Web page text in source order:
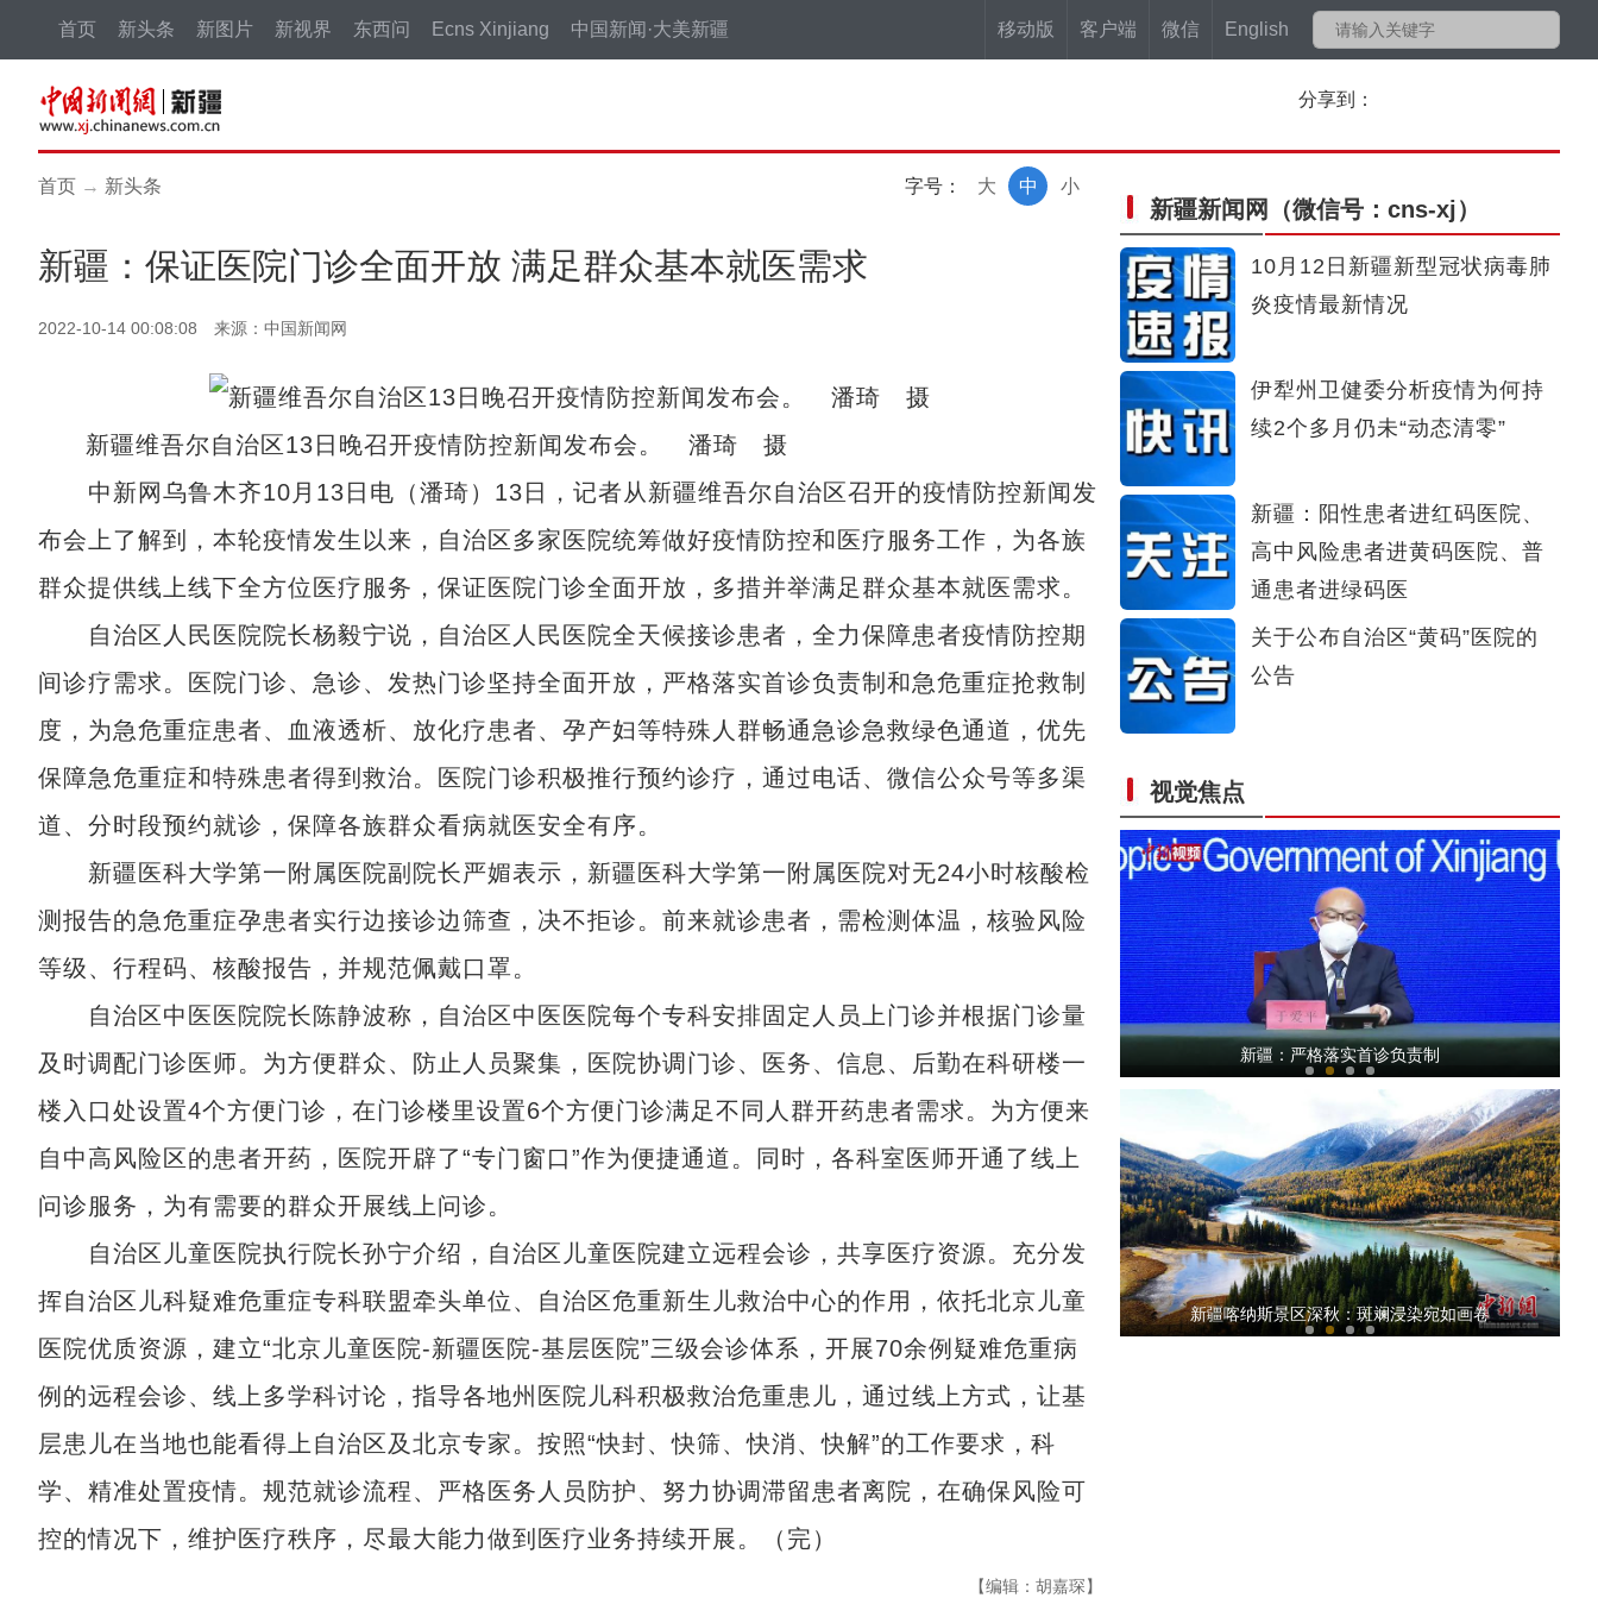
移动版 客户端 微信 English
首页 新头条 新图片 新视界 东西问 Ecns Xinjiang 中国新闻·大美新疆
分享到：
首页 → 新头条 字号： 小
中
大
新疆：保证医院门诊全面开放 满足群众基本就医需求
2022-10-14 00:08:08 来源：中国新闻网
新疆维吾尔自治区13日晚召开疫情防控新闻发布会。 潘琦 摄
中新网乌鲁木齐10月13日电（潘琦）13日，记者从新疆维吾尔自治区召开的疫情防控新闻发
布会上了解到，本轮疫情发生以来，自治区多家医院统筹做好疫情防控和医疗服务工作，为各族
群众提供线上线下全方位医疗服务，保证医院门诊全面开放，多措并举满足群众基本就医需求。
自治区人民医院院长杨毅宁说，自治区人民医院全天候接诊患者，全力保障患者疫情防控期
间诊疗需求。医院门诊、急诊、发热门诊坚持全面开放，严格落实首诊负责制和急危重症抢救制
度，为急危重症患者、血液透析、放化疗患者、孕产妇等特殊人群畅通急诊急救绿色通道，优先
保障急危重症和特殊患者得到救治。医院门诊积极推行预约诊疗，通过电话、微信公众号等多渠
道、分时段预约就诊，保障各族群众看病就医安全有序。
新疆医科大学第一附属医院副院长严媚表示，新疆医科大学第一附属医院对无24小时核酸检
测报告的急危重症孕患者实行边接诊边筛查，决不拒诊。前来就诊患者，需检测体温，核验风险
等级、行程码、核酸报告，并规范佩戴口罩。
自治区中医医院院长陈静波称，自治区中医医院每个专科安排固定人员上门诊并根据门诊量
及时调配门诊医师。为方便群众、防止人员聚集，医院协调门诊、医务、信息、后勤在科研楼一
楼入口处设置4个方便门诊，在门诊楼里设置6个方便门诊满足不同人群开药患者需求。为方便来
自中高风险区的患者开药，医院开辟了“专门窗口”作为便捷通道。同时，各科室医师开通了线上
问诊服务，为有需要的群众开展线上问诊。
自治区儿童医院执行院长孙宁介绍，自治区儿童医院建立远程会诊，共享医疗资源。充分发
挥自治区儿科疑难危重症专科联盟牵头单位、自治区危重新生儿救治中心的作用，依托北京儿童
医院优质资源，建立“北京儿童医院-新疆医院-基层医院”三级会诊体系，开展70余例疑难危重病
例的远程会诊、线上多学科讨论，指导各地州医院儿科积极救治危重患儿，通过线上方式，让基
层患儿在当地也能看得上自治区及北京专家。按照“快封、快筛、快消、快解”的工作要求，科
学、精准处置疫情。规范就诊流程、严格医务人员防护、努力协调滞留患者离院，在确保风险可
控的情况下，维护医疗秩序，尽最大能力做到医疗业务持续开展。（完）
【编辑：胡嘉琛】
新疆新闻网 （微信号：cns-xj）
10月12日新疆新型冠状病毒肺
炎疫情最新情况
伊犁州卫健委分析疫情为何持
续2个多月仍未“动态清零”
新疆：阳性患者进红码医院、
高中风险患者进黄码医院、普
通患者进绿码医
关于公布自治区“黄码”医院的
公告
视觉焦点
新疆叶城县菜农：四季都有蔬菜卖
新疆喀什棉农：采棉花到卖棉花一周完成
新疆：严格落实首诊负责制
新疆麦盖提县：刀郎花开刀郎湖
新疆喀纳斯景区深秋：斑斓浸染宛如画卷